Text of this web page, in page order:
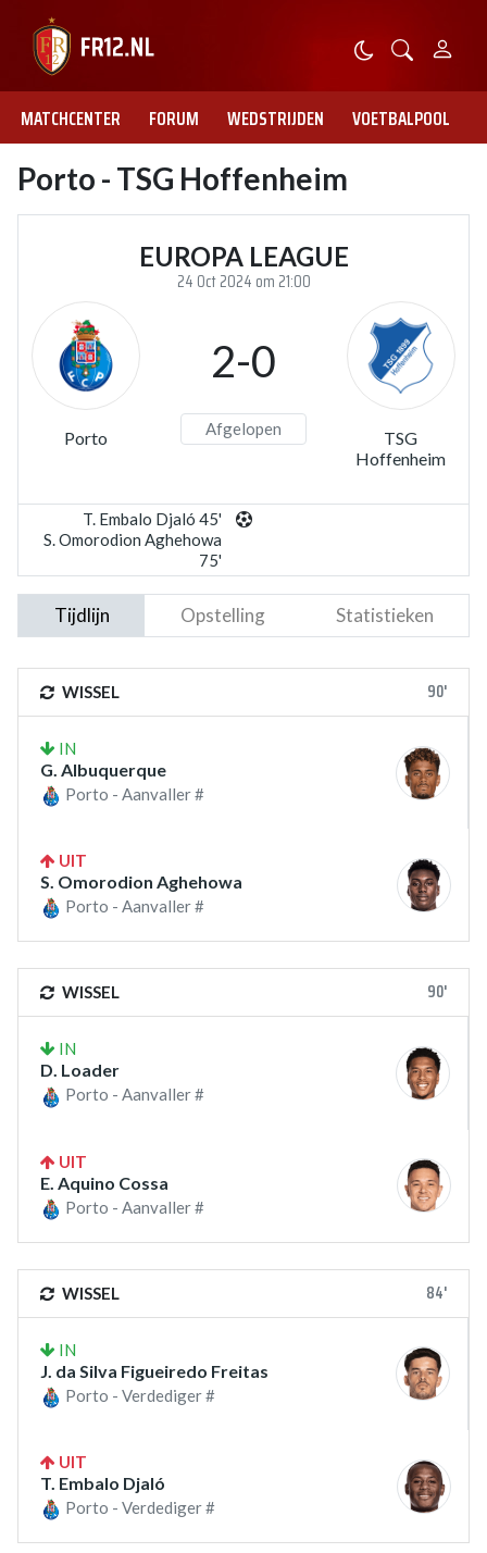
MATCHCENTER FORUM WEDSTRIJDEN VOETBALPOOL
Porto - TSG Hoffenheim
EUROPA LEAGUE
24 Oct 2024 om 21:00
Porto
2-0
Afgelopen
TSG
Hoffenheim
T. Embalo Djaló 45'
S. Omorodion Aghehowa
75'
Tijdlijn Opstelling Statistieken
WISSEL 90'
IN
G. Albuquerque
Porto - Aanvaller #
UIT
S. Omorodion Aghehowa
Porto - Aanvaller #
WISSEL 90'
IN
D. Loader
Porto - Aanvaller #
UIT
E. Aquino Cossa
Porto - Aanvaller #
WISSEL 84'
IN
J. da Silva Figueiredo Freitas
Porto - Verdediger #
UIT
T. Embalo Djaló
Porto - Verdediger #